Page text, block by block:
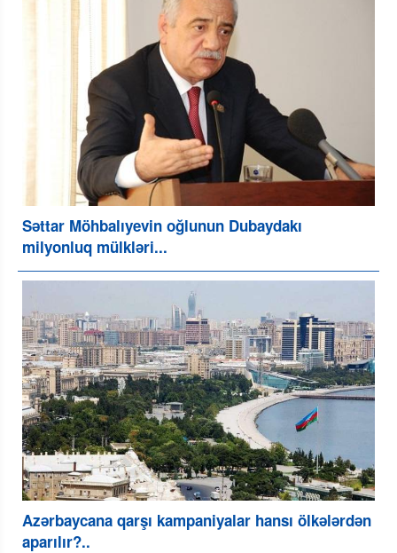
Səttar Möhbalıyevin oğlunun Dubaydakı
milyonluq mülkləri...
Azərbaycana qarşı kampaniyalar hansı ölkələrdən
aparılır?..